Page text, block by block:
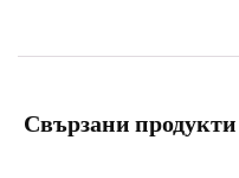
Свързани продукти